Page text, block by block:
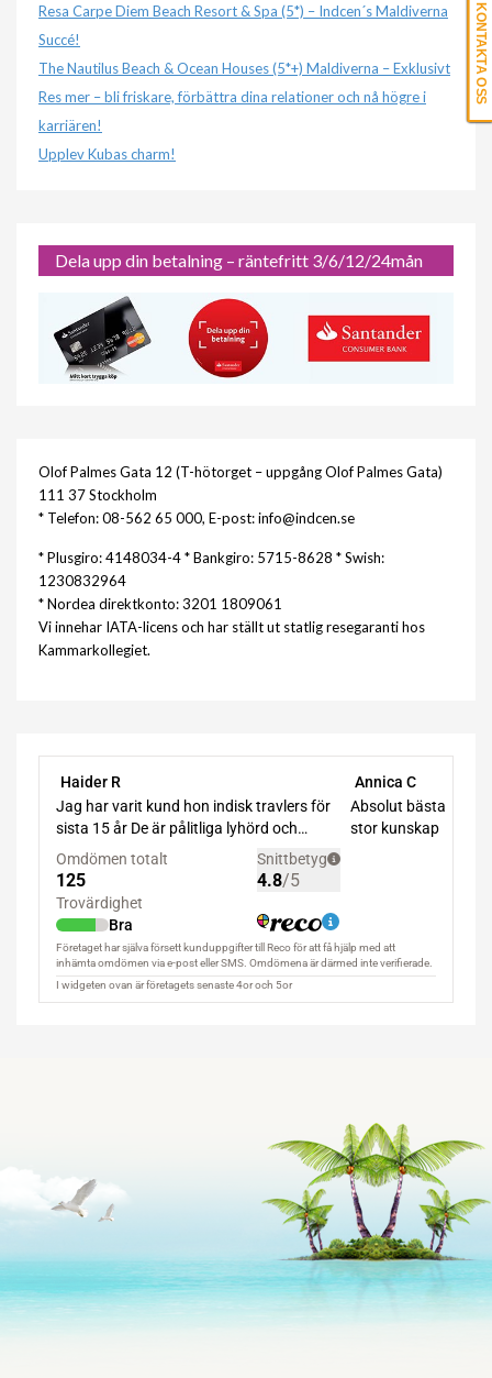
Resa Carpe Diem Beach Resort & Spa (5*) – Indcen´s Maldiverna
Succé!
The Nautilus Beach & Ocean Houses (5*+) Maldiverna – Exklusivt
Res mer – bli friskare, förbättra dina relationer och nå högre i
karriären!
Upplev Kubas charm!
Dela upp din betalning – räntefritt 3/6/12/24mån
Olof Palmes Gata 12 (T-hötorget – uppgång Olof Palmes Gata)
111 37 Stockholm
* Telefon: 08-562 65 000, E-post: info@indcen.se
* Plusgiro: 4148034-4 * Bankgiro: 5715-8628 * Swish:
1230832964
* Nordea direktkonto: 3201 1809061
Vi innehar IATA-licens och har ställt ut statlig resegaranti hos
Kammarkollegiet.
KONTAKTA OSS